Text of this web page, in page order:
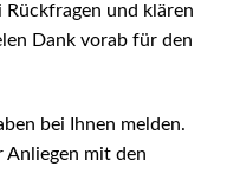
und klären
Dank vorab für den
bei Ihnen melden.
Anliegen mit den